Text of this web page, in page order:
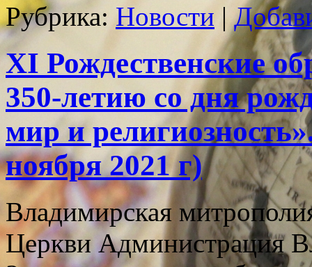
Рубрика: Новости |
XI Рождественские
350-летию со дня
мир и
ноября 2021 г)
Владимирская
Церкви Администрация